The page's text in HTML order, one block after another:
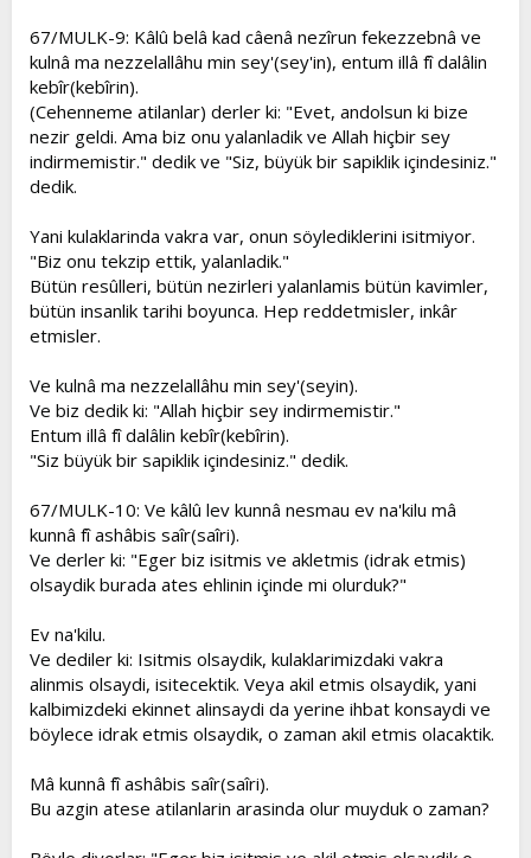
67/MULK-9: Kâlû belâ kad câenâ nezîrun fekezzebnâ ve
kulnâ ma nezzelallâhu min sey'(sey'in), entum illâ fî dalâlin
kebîr(kebîrin).
(Cehenneme atilanlar) derler ki: "Evet, andolsun ki bize
nezir geldi. Ama biz onu yalanladik ve Allah hiçbir sey
indirmemistir." dedik ve "Siz, büyük bir sapiklik içindesiniz."
dedik.
Yani kulaklarinda vakra var, onun söylediklerini isitmiyor.
"Biz onu tekzip ettik, yalanladik."
Bütün resûlleri, bütün nezirleri yalanlamis bütün kavimler,
bütün insanlik tarihi boyunca. Hep reddetmisler, inkâr
etmisler.
Ve kulnâ ma nezzelallâhu min sey'(seyin).
Ve biz dedik ki: "Allah hiçbir sey indirmemistir."
Entum illâ fî dalâlin kebîr(kebîrin).
"Siz büyük bir sapiklik içindesiniz." dedik.
67/MULK-10: Ve kâlû lev kunnâ nesmau ev na'kilu mâ
kunnâ fî ashâbis saîr(saîri).
Ve derler ki: "Eger biz isitmis ve akletmis (idrak etmis)
olsaydik burada ates ehlinin içinde mi olurduk?"
Ev na'kilu.
Ve dediler ki: Isitmis olsaydik, kulaklarimizdaki vakra
alinmis olsaydi, isitecektik. Veya akil etmis olsaydik, yani
kalbimizdeki ekinnet alinsaydi da yerine ihbat konsaydi ve
böylece idrak etmis olsaydik, o zaman akil etmis olacaktik.
Mâ kunnâ fî ashâbis saîr(saîri).
Bu azgin atese atilanlarin arasinda olur muyduk o zaman?